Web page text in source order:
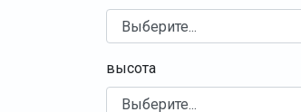
высота